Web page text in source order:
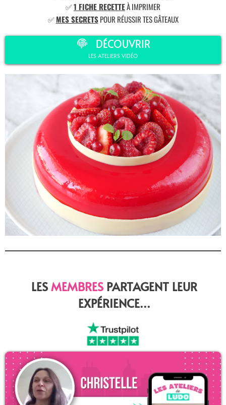
✅1 FICHE RECETTEÀ IMPRIMER
✅MES SECRETSPOUR RÉUSSIR TES GÂTEAUX
DÉCOUVRIR
LES ATELIERS VIDÉO
LESMEMBRES PARTAGENT LEUR
EXPÉRIENCE...